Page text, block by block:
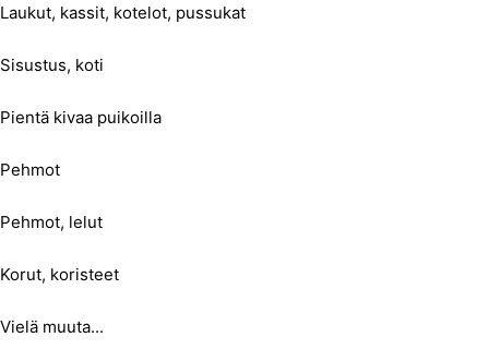
Laukut, kassit, kotelot, pussukat
Sisustus, koti
Pientä kivaa puikoilla
Pehmot
Pehmot, lelut
Korut, koristeet
Vielä muuta...